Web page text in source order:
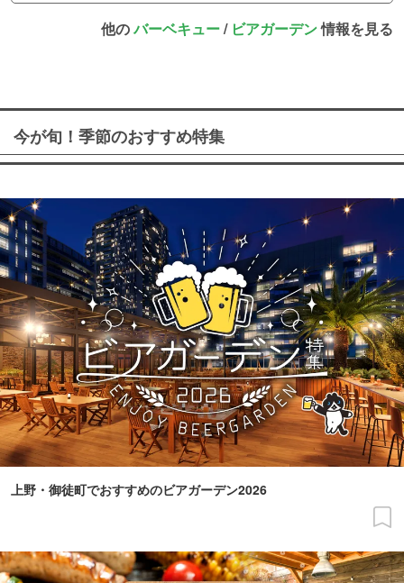
他のバーベキュー/ ビアガーデン情報を見る
今が旬！季節のおすすめ特集
上野・御徒町でおすすめのビアガーデン2026